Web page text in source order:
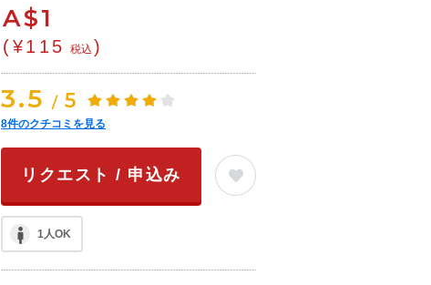
A$1
(¥115 税込 )
3.5 / 5
8件のクチコミを見る
リクエスト / 申込み
1人OK